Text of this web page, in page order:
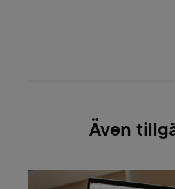
Även